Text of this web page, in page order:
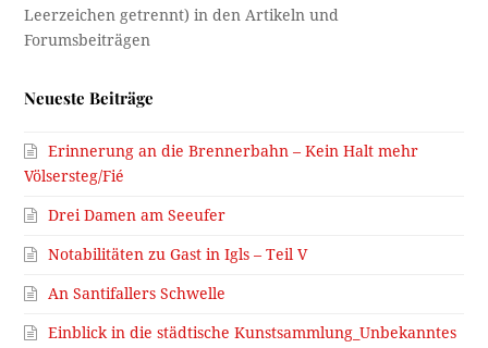
Neueste Beiträge
Erinnerung an die Brennerbahn – Kein Halt mehr
Völsersteg/Fié
Drei Damen am Seeufer
Notabilitäten zu Gast in Igls – Teil V
An Santifallers Schwelle
Einblick in die städtische Kunstsammlung_Unbekanntes